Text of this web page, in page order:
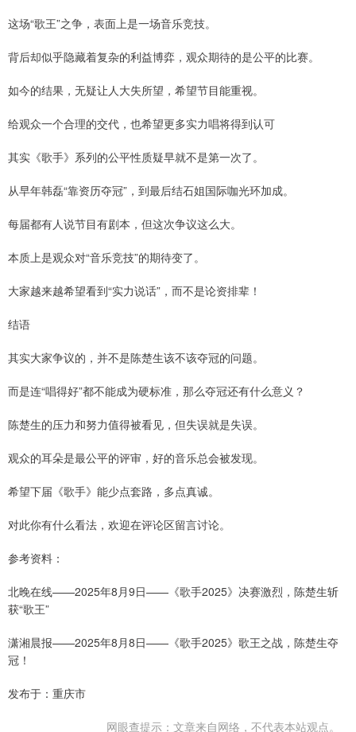
这场“歌王”之争，表面上是一场音乐竞技。
背后却似乎隐藏着复杂的利益博弈，观众期待的是公平的比赛。
如今的结果，无疑让人大失所望，希望节目能重视。
给观众一个合理的交代，也希望更多实力唱将得到认可
其实《歌手》系列的公平性质疑早就不是第一次了。
从早年韩磊“靠资历夺冠”，到最后结石姐国际咖光环加成。
每届都有人说节目有剧本，但这次争议这么大。
本质上是观众对“音乐竞技”的期待变了。
大家越来越希望看到“实力说话”，而不是论资排辈！
结语
其实大家争议的，并不是陈楚生该不该夺冠的问题。
而是连“唱得好”都不能成为硬标准，那么夺冠还有什么意义？
陈楚生的压力和努力值得被看见，但失误就是失误。
观众的耳朵是最公平的评审，好的音乐总会被发现。
希望下届《歌手》能少点套路，多点真诚。
对此你有什么看法，欢迎在评论区留言讨论。
参考资料：
北晚在线——2025年8月9日——《歌手2025》决赛激烈，陈楚生斩
获“歌王”
潇湘晨报——2025年8月8日——《歌手2025》歌王之战，陈楚生夺
冠！
发布于：重庆市
网眼查提示：文章来自网络，不代表本站观点。